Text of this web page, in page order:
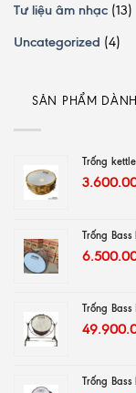
Tư liệu âm nhạc (13)
Uncategorized (4)
SẢN PHẨM
Trống
Trống
Trống
Trống